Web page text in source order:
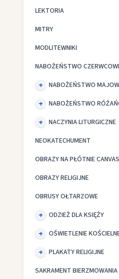
LEKTORIA
MITRY
MODLITEWNIKI
NABOŻEŃSTWO
NABOŻEŃSTWO
NABOŻEŃSTWO
NACZYNIA LITURGICZNE
NEOKATECHUMENT
OBRAZY NA PŁÓTNIE CANVAS
OBRAZY RELIGIJNE
OBRUSY OŁTARZOWE
ODZIEŻ DLA KSIĘŻY
OŚWIETLENIE
PLAKATY RELIGIJNE
SAKRAMENT BIERZMOWANIA